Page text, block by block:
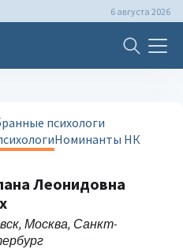
6 августа 2026
психологи
Номинанты НК
Леонидовна
Москва, Санкт-